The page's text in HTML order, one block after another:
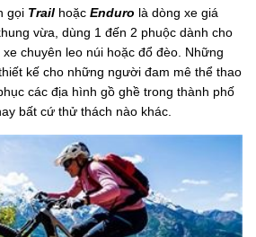
gọi Trail hoặc Enduro là dòng xe giá
vừa, dùng 1 đến 2 phuộc dành cho
chuyên leo núi hoặc đổ đèo. Những
kế cho những người đam mê thể thao
các địa hình gồ ghề trong thành phố
bất cứ thử thách nào khác.